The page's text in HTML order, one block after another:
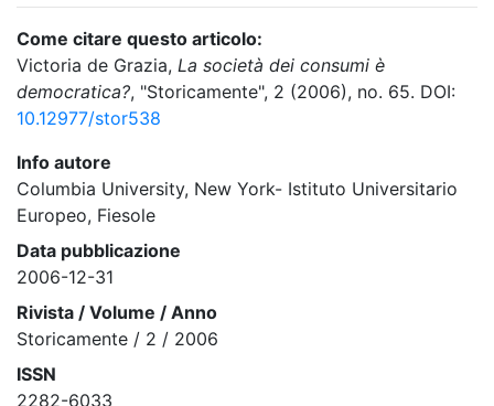
Come citare questo articolo:
Victoria de Grazia, La società dei consumi è
democratica?, "Storicamente", 2 (2006), no. 65. DOI:
10.12977/stor538
Info autore
Columbia University, New York- Istituto Universitario
Europeo, Fiesole
Data pubblicazione
2006-12-31
Rivista / Volume / Anno
Storicamente / 2 / 2006
ISSN
2282-6033